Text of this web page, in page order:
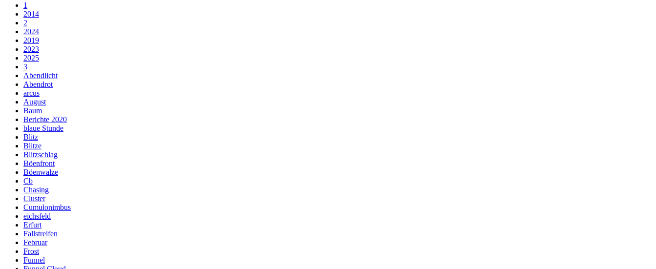
1
2014
2
2024
2019
2023
2025
3
Abendlicht
Abendrot
arcus
August
Baum
Berichte 2020
blaue Stunde
Blitz
Blitze
Blitzschlag
Böenfront
Böenwalze
Cb
Chasing
Cluster
Cumulonimbus
eichsfeld
Erfurt
Fallstreifen
Februar
Frost
Funnel